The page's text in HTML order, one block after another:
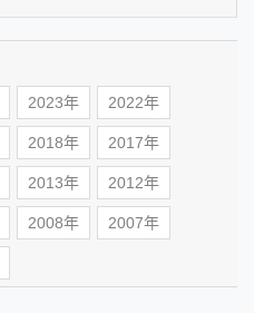
2023年 2022年
2018年 2017年
2013年 2012年
2008年 2007年